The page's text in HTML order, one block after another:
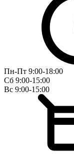
Пн-Пт 9:00-18:00
Сб 9:00-15:00
Вс 9:00-15:00